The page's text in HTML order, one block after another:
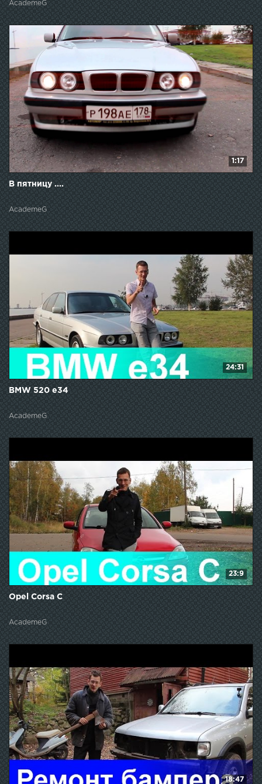
AcademeG
1:17
В пятницу ....
AcademeG
24:31
BMW 520 e34
AcademeG
23:9
Opel Corsa C
AcademeG
18:47